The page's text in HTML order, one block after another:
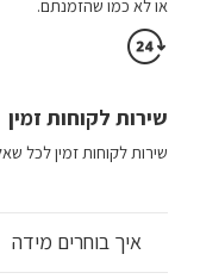
או לא כמו שהזמנתם.
שירות לקוחות זמין
שירות לקוחות זמין לכל
איך בוחרים מידה